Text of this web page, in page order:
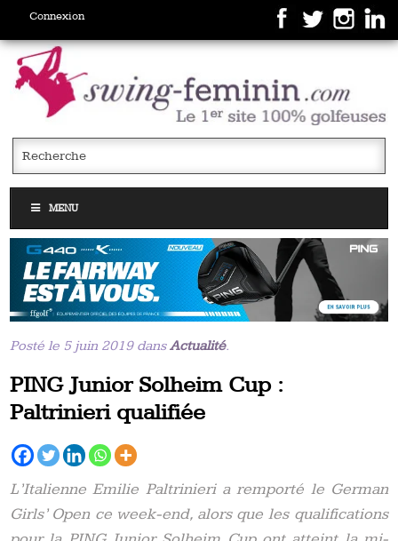
Connexion
MENU
Posté le 5 juin 2019 dansActualité.
PING Junior Solheim Cup :
Paltrinieri qualifiée
L’Italienne Emilie Paltrinieri a remporté le German
Girls’ Open ce week-end, alors que les qualifications